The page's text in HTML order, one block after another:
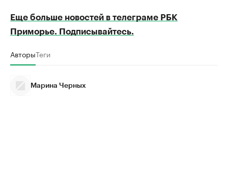
Еще больше новостей в телеграме РБК
Приморье. Подписывайтесь.
АвторыТеги
Марина Черных